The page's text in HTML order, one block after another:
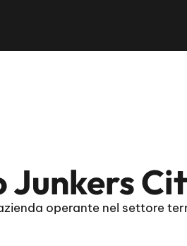
operante nel settore